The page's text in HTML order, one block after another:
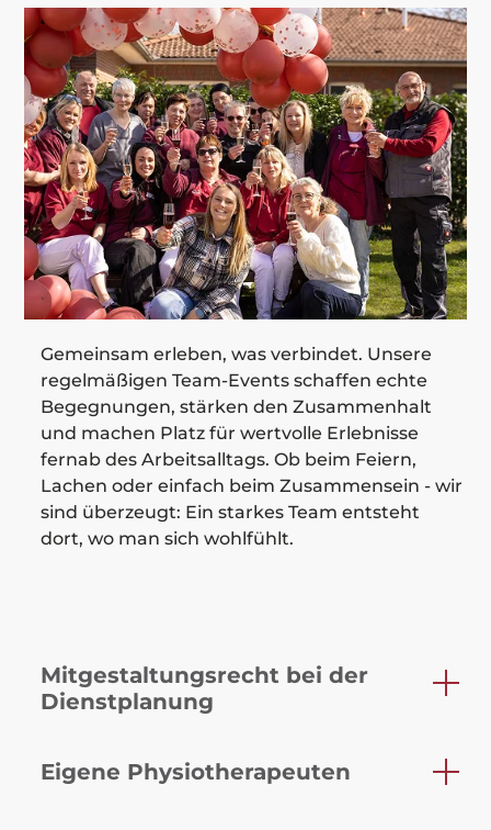
Gemeinsam erleben, was verbindet. Unsere
regelmäßigen Team-Events schaffen echte
Begegnungen, stärken den Zusammenhalt
und machen Platz für wertvolle Erlebnisse
fernab des Arbeitsalltags. Ob beim Feiern,
Lachen oder einfach beim Zusammensein - wir
sind überzeugt: Ein starkes Team entsteht
dort, wo man sich wohlfühlt.
Mitgestaltungsrecht bei der
Dienstplanung
Eigene Physiotherapeuten